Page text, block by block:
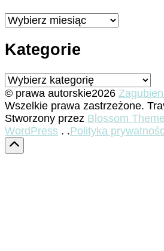
Archiwa
Kategorie
Kategorie
© prawa autorskie2026
Wszelkie prawa zastrzeżone.
Stworzony przez Blossom
WordPress . .Polityka